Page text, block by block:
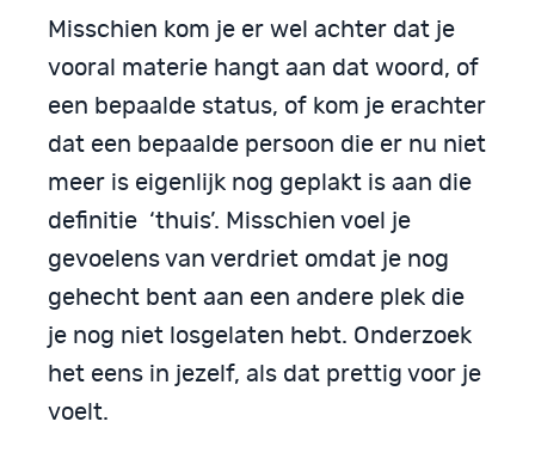
Misschien kom je er wel achter dat je
vooral materie hangt aan dat woord, of
een bepaalde status, of kom je erachter
dat een bepaalde persoon die er nu niet
meer is eigenlijk nog geplakt is aan die
definitie ‘thuis’. Misschien voel je
gevoelens van verdriet omdat je nog
gehecht bent aan een andere plek die
je nog niet losgelaten hebt. Onderzoek
het eens in jezelf, als dat prettig voor je
voelt.